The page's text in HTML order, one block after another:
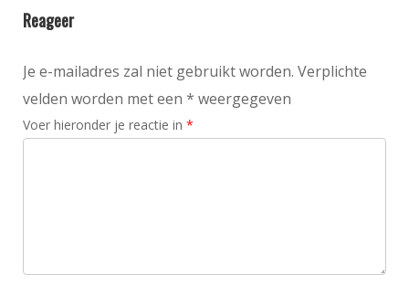
Reageer
Je e-mailadres zal niet gebruikt worden. Verplichte
velden worden met een * weergegeven
Voer hieronder je reactie in *